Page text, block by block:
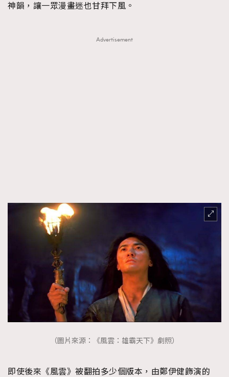
神韻，讓一眾漫畫迷也甘拜下風。
Advertisement
（圖片來源：《風雲：雄霸天下》劇照）
即使後來《風雲》被翻拍多少個版本，由鄭伊健飾演的